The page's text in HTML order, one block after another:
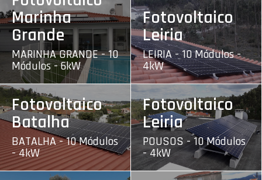
Marinha
Grande
MARINHA GRANDE - 10
Módulos - 6kW
Fotovoltaico
Leiria
LEIRIA - 10 Módulos -
4kW
Fotovoltaico
Batalha
BATALHA - 10 Módulos
- 4kW
Fotovoltaico
Leiria
POUSOS - 10 Módulos
- 4kW